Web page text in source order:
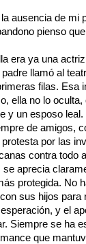
ausencia de mi
pienso
era ya una
llamó al
filas. Esa
ella no lo
y un esposo
de amigos,
por las
contra todo
aprecia
protegida. No
sus hijos
y el
Siempre se ha
que